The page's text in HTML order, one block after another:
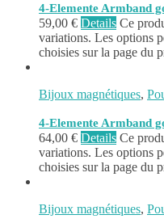
4-Elemente Armband
59,00 € Details Ce
variations. Les options
choisies sur la page du
Bijoux magnétiques,
4-Elemente Armband
64,00 € Details Ce
variations. Les options
choisies sur la page du
Bijoux magnétiques,